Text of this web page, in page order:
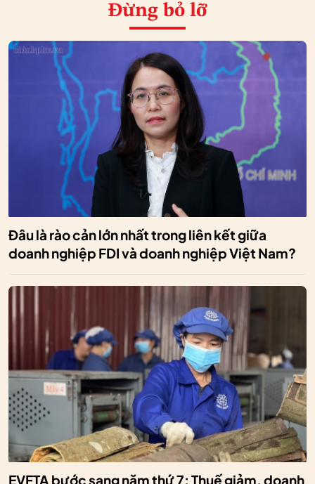
Đừng bỏ lỡ
Đâu là rào cản lớn nhất trong liên kết giữa
doanh nghiệp FDI và doanh nghiệp Việt Nam?
EVFTA bước sang năm thứ 7: Thuế giảm, doanh